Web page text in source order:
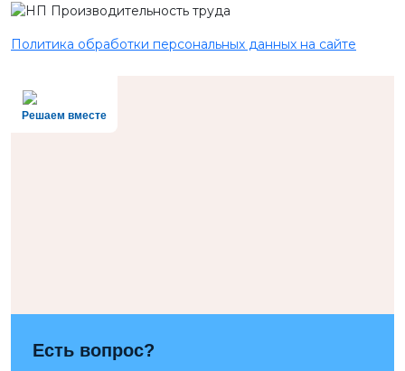
Политика обработки персональных данных на сайте
Решаем вместе
Есть вопрос?